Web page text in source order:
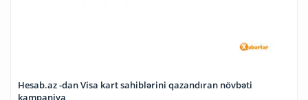
Hesab.az -dan Visa kart sahiblərini qazandıran növbəti
kampaniya